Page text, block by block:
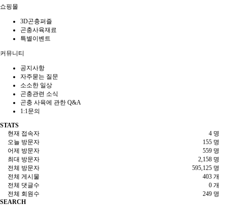
쇼핑몰
3D곤충퍼즐
곤충사육재료
특별이벤트
커뮤니티
공지사항
자주묻는 질문
소소한 일상
곤충관련 소식
곤충 사육에 관한 Q&A
1:1문의
STATS
4 명
현재 접속자
155 명
오늘 방문자
559 명
어제 방문자
2,158 명
최대 방문자
595,125 명
전체 방문자
403 개
전체 게시물
0 개
전체 댓글수
249 명
전체 회원수
SEARCH